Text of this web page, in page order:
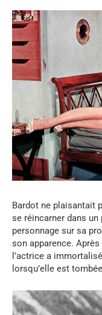
Bardot ne plaisantait
se réincarner dans
personnage sur sa
son apparence. Après
l’actrice a
lorsqu’elle est